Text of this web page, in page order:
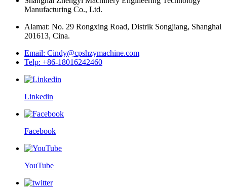
Manufacturing Co., Ltd.
Alamat: No. 29 Rongxing Road, Distrik Songjiang, Shanghai
201613, Cina.
Email: Cindy@cpshzymachine.com
Telp: +86-18016242460
Linkedin
Facebook
YouTube